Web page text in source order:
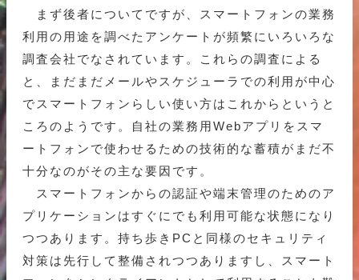
まず後者についてですが、スマートフォンの業務
利用の用途を調べたアンケートが頻繁にいろいろな
調査会社でなされています。これらの調査による
と、まだまだメールやスケジューラでの利用が中心
でスマートフォンらしい使い方はこれからというと
ころのようです。自社の業務用Webアプリをスマ
ートフォンで使わせるための技術的な蓄積がまだ不
十分なのがその主な要因です。
スマートフォンからの認証や端末管理のためのア
プリケーションはすぐにでも利用可能な状態になり
つつあります。持ち歩きPCと同様のセキュリティ
対策は先行して整備されつつありますし、スマート